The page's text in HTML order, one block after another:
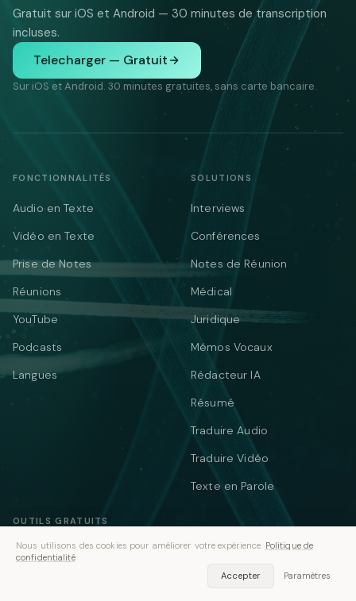
Gratuit sur iOS et Android — 30 minutes de transcription
incluses.
Telecharger — Gratuit
Sur iOS et Android. 30 minutes gratuites, sans carte bancaire.
FONCTIONNALITÉS
Audio en Texte
Vidéo en Texte
Prise de Notes
Réunions
YouTube
Podcasts
Langues
SOLUTIONS
Interviews
Conférences
Notes de Réunion
Médical
Juridique
Mémos Vocaux
Rédacteur IA
Résumé
Traduire Audio
Traduire Vidéo
Texte en Parole
OUTILS GRATUITS
YOUTUBE ET SOUS-TITRES CONVERTIR DES SOUS-TITRES
Convertisseur de sous-
titres
Nous utilisons des cookies pour améliorer votre expérience. Politique de
confidentialité
Accepter
Paramètres